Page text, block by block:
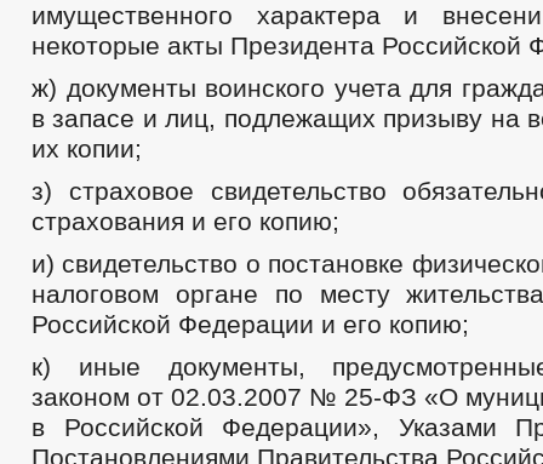
имущественного характера и
некоторые акты Президента Российской
ж) документы воинского учета для
в запасе и лиц, подлежащих призыву на
их копии;
з) страховое свидетельство
страхования и его копию;
и) свидетельство о постановке
налоговом органе по месту
Российской Федерации и его копию;
к) иные документы,
законом от 02.03.2007 № 25-ФЗ «О
в Российской Федерации», Указами
Постановлениями Правительства